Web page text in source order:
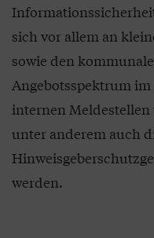
sich vor allem an
sowie den
Angebotsspektrum
internen
unter anderem auch
werden.